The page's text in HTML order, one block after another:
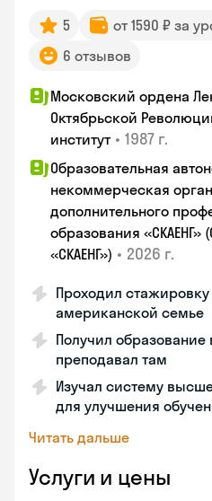
5 от 1590 ₽ за
6 отзывов
Московский ордена
Октябрьской
институт • 1987 г.
Образовательная
некоммерческая
дополнительного
образования «СКАЕНГ»
«СКАЕНГ») • 2026 г.
Проходил
американской семье
Получил
преподавал там
Изучал систему
для улучшения
Читать дальше
Услуги и цены